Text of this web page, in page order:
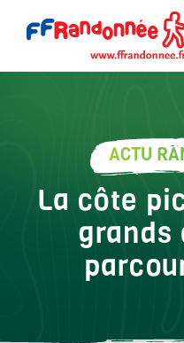
ACTU
La côte
grands